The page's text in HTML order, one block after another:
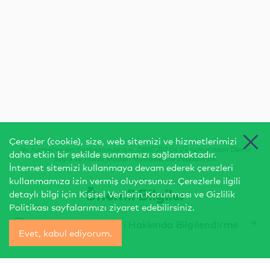
Bu hizmetlerden faydalanmak için, 0850 252 04 04 numaradan Demir
Sağlık ve Hayat Müşteri Hizmetlerine ulaşabilirsin.
Önemli Bilgiler
Asistans Hizmetleri Hakkında Bilgilendirme
Çerezler (cookie), size, web sitemizi ve hizmetlerimizi
daha etkin bir şekilde sunmamızı sağlamaktadır.
İnternet sitemizi kullanmaya devam ederek çerezleri
kullanmamıza izin vermiş oluyorsunuz. Çerezlerle ilgili
detaylı bilgi için Kişisel Verilerin Korunması ve Gizlilik
Politikası sayfalarımızı ziyaret edebilirsiniz.
Evet, kabul ediyorum.